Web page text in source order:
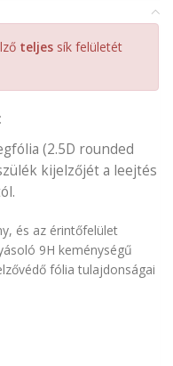
teljes sík felületét
(2.5D rounded
kijelzőjét a leejtés
és az érintőfelület
9H keménységű
fólia tulajdonságai